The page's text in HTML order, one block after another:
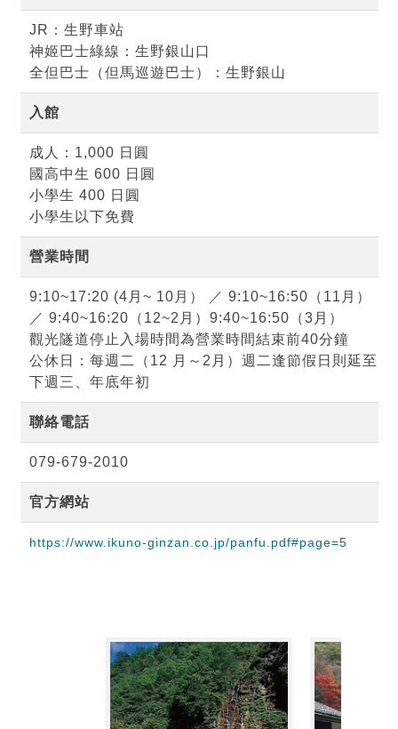
JR：生野車站
神姬巴士綠線：生野銀山口
全但巴士（但馬巡遊巴士）：生野銀山
入館
成人：1,000 日圓
國高中生 600 日圓
小學生 400 日圓
小學生以下免費
營業時間
9:10~17:20 (4月~ 10月） ／ 9:10~16:50（11月）
／ 9:40~16:20（12~2月）9:40~16:50（3月）
觀光隧道停止入場時間為營業時間結束前40分鐘
公休日：每週二（12 月～2月）週二逢節假日則延至
下週三、年底年初
聯絡電話
079-679-2010
官方網站
https://www.ikuno-ginzan.co.jp/panfu.pdf#page=5